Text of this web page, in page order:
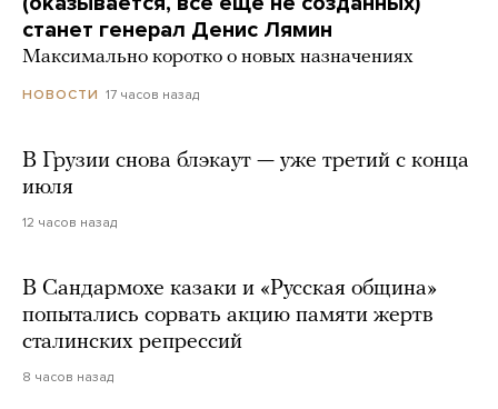
станет генерал Денис Лямин
Максимально коротко о новых назначениях
НОВОСТИ 17 часов назад
В Грузии снова блэкаут — уже третий с конца
июля
12 часов назад
В Сандармохе казаки и «Русская община»
попытались сорвать акцию памяти жертв
сталинских репрессий
8 часов назад